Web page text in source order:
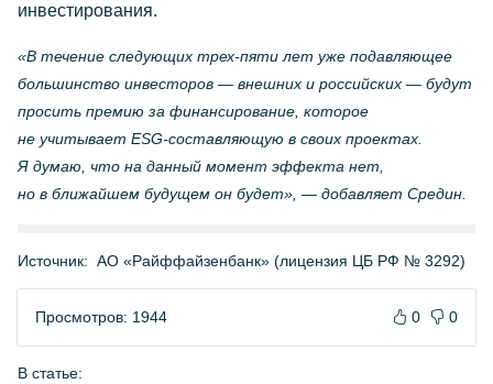
инвестирования.
«В течение следующих трех-пяти лет уже подавляющее
большинство инвесторов — внешних и российских — будут
просить премию за финансирование, которое
не учитывает ESG-составляющую в своих проектах.
Я думаю, что на данный момент эффекта нет,
но в ближайшем будущем он будет», — добавляет Средин.
Источник: АО «Райффайзенбанк» (лицензия ЦБ РФ № 3292)
Просмотров: 1944 0 0
В статье: